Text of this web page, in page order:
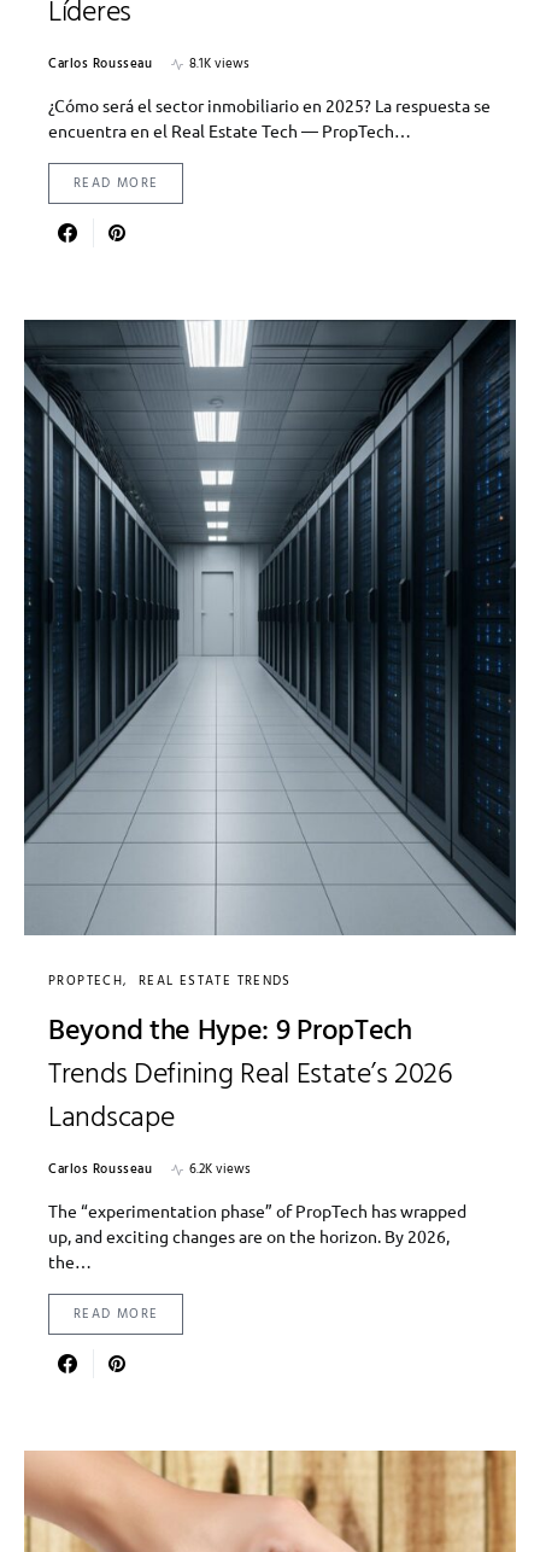
Líderes
Carlos Rousseau
8.1K views
¿Cómo será el sector inmobiliario en 2025? La respuesta se
encuentra en el Real Estate Tech — PropTech…
READ MORE
PROPTECH REAL ESTATE TRENDS
Beyond the Hype: 9 PropTech
Trends Defining Real Estate’s 2026
Landscape
Carlos Rousseau
6.2K views
The “experimentation phase” of PropTech has wrapped
up, and exciting changes are on the horizon. By 2026,
the…
READ MORE